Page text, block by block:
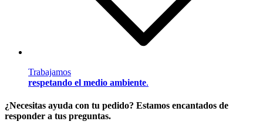
Trabajamos
respetando el medio ambiente.
¿Necesitas ayuda con tu pedido? Estamos encantados de
responder a tus preguntas.